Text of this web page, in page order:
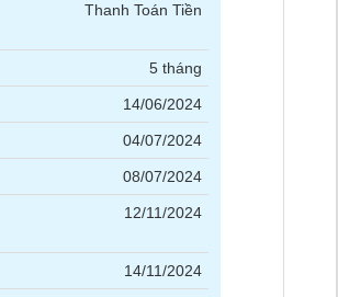
Thanh Toán Tiền
5 tháng
14/06/2024
04/07/2024
08/07/2024
12/11/2024
14/11/2024